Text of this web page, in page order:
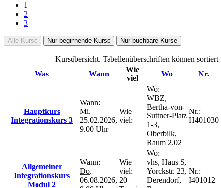
1
2
3
Alle Kurse Nur beginnende Kurse Nur buchbare Kurse
Kursübersicht. Tabellenüberschriften können sortiert
Was
Wann
Wie
viel
Wo Nr.
Hauptkurs
Integrationskurs 3
Wann:
Mi.
25.02.2026,
9.00 Uhr
Wie
viel:
Wo:
WBZ,
Bertha-von-
Suttner-Platz
1-3,
Oberbilk,
Raum 2.02
Nr.:
H401030
Allgemeiner
Integrationskurs
Modul 2
Wann:
Do.
06.08.2026,
Wie
viel:
20
Wo:
vhs, Haus S,
Yorckstr. 23,
Derendorf,
Nr.:
I401012